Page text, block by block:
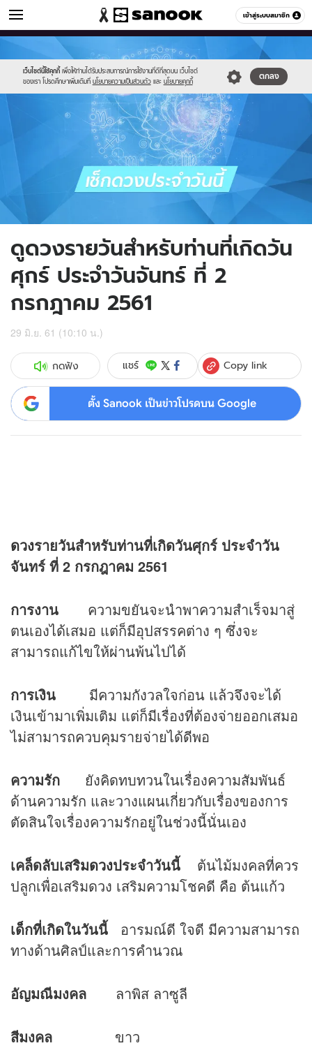
เข้าสู่ระบบสมาชิก
ดูดวง หมวดอื่นๆ
เว็บไซต์นี้ใช้คุกกี้ เพื่อให้ท่านได้รับประสบการณ์การใช้งานที่ดีที่สุดบน เว็บไซต์
ของเรา โปรดศึกษาเพิ่มเติมที่ นโยบายความเป็นส่วนตัว และ นโยบายคุกกี้
ตกลง
//s.isanook.com/sr/0/images/logo-
new-
sanook.png
//s.isanook.com/ho/0/ud/fxd/friday.png
ดูดวงรายวันสำหรับท่านที่เกิดวัน
ศุกร์ ประจำวันจันทร์ ที่ 2
กรกฎาคม 2561
29 มิ.ย. 61 (10:10 น.)
กดฟัง แชร์ Copy link
ตั้ง Sanook เป็นข่าวโปรดบน Google
ดวงรายวันสำหรับท่านที่เกิดวันศุกร์ ประจำวัน
จันทร์ ที่ 2 กรกฎาคม 2561
การงาน ความขยันจะนำพาความสำเร็จมาสู่
ตนเองได้เสมอ แต่ก็มีอุปสรรคต่าง ๆ ซึ่งจะ
สามารถแก้ไขให้ผ่านพ้นไปได้
การเงิน มีความกังวลใจก่อน แล้วจึงจะได้
เงินเข้ามาเพิ่มเติม แต่ก็มีเรื่องที่ต้องจ่ายออกเสมอ
ไม่สามารถควบคุมรายจ่ายได้ดีพอ
ความรัก ยังคิดทบทวนในเรื่องความสัมพันธ์
ด้านความรัก และวางแผนเกี่ยวกับเรื่องของการ
ตัดสินใจเรื่องความรักอยู่ในช่วงนี้นั่นเอง
เคล็ดลับเสริมดวงประจำวันนี้ ต้นไม้มงคลที่ควร
ปลูกเพื่อเสริมดวง เสริมความโชคดี คือ ต้นแก้ว
เด็กที่เกิดในวันนี้ อารมณ์ดี ใจดี มีความสามารถ
ทางด้านศิลป์และการคำนวณ
อัญมณีมงคล ลาพิส ลาซูลี
สีมงคล ขาว